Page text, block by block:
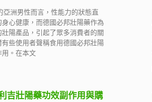
亞洲男性而言，性能力的狀態直
心健康，而德國必邦壯陽藥作為
陽產品，引起了眾多消費者的關
有些使用者聲稱食用德國必邦壯陽
用。在本文
吉壯陽藥功效副作用與購